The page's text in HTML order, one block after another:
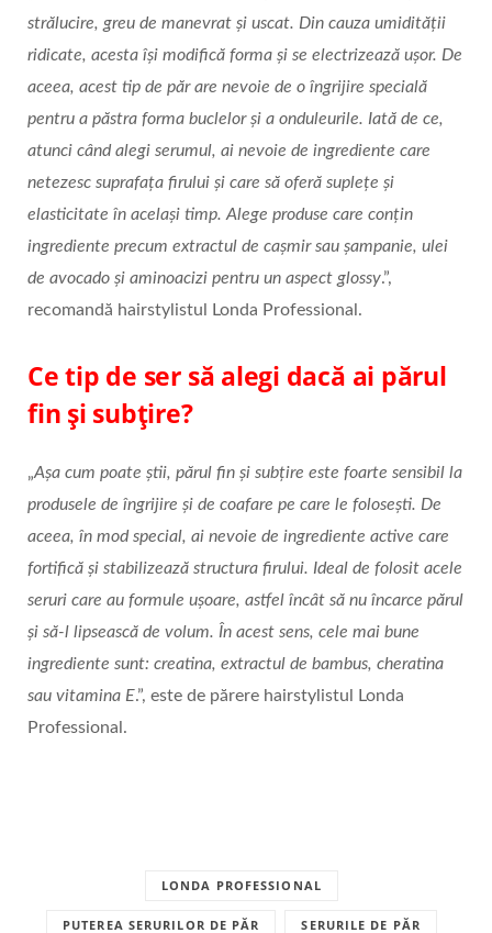
strălucire, greu de manevrat şi uscat. Din cauza umidității
ridicate, acesta își modifică forma și se electrizează ușor. De
aceea, acest tip de păr are nevoie de o îngrijire specială
pentru a păstra forma buclelor și a onduleurile. Iată de ce,
atunci când alegi serumul, ai nevoie de ingrediente care
netezesc suprafața firului și care să oferă suplețe și
elasticitate în același timp. Alege produse care conțin
ingrediente precum extractul de cașmir sau șampanie, ulei
de avocado și aminoacizi pentru un aspect glossy.”,
recomandă hairstylistul Londa Professional.
Ce tip de ser să alegi dacă ai părul
fin și subțire?
„Așa cum poate știi, părul fin și subțire este foarte sensibil la
produsele de îngrijire și de coafare pe care le folosești. De
aceea, în mod special, ai nevoie de ingrediente active care
fortifică şi stabilizează structura firului. Ideal de folosit acele
seruri care au formule uşoare, astfel încât să nu încarce părul
şi să-l lipsească de volum. În acest sens, cele mai bune
ingrediente sunt: creatina, extractul de bambus, cheratina
sau vitamina E.”, este de părere hairstylistul Londa
Professional.
LONDA PROFESSIONAL
PUTEREA SERURILOR DE PĂR SERURILE DE PĂR